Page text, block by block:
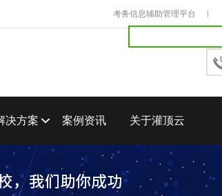
考务信息辅助管理平台
决方案 案例资讯 关于灌顶云